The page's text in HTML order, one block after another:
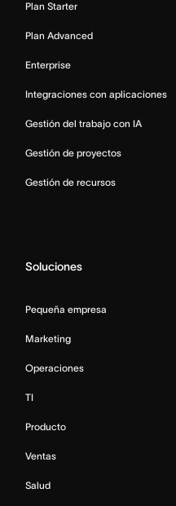
Plan Starter
Plan Advanced
Enterprise
Integraciones con aplicaciones
Gestión del trabajo con IA
Gestión de proyectos
Gestión de recursos
Soluciones
Pequeña empresa
Marketing
Operaciones
TI
Producto
Ventas
Salud